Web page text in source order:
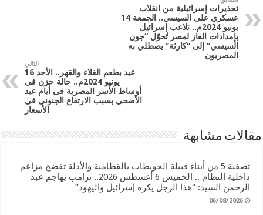
تحذيرات إسرائيلية من انقلاب
عسكري على السيسي.. الجمعة 14
يونيو 2024م.. تلاعب إسرائيل
بإمدادات الغاز لمصر تُحوّل “جون
السيسي” إلى “كارثة” يصطلي به
المصريون
التالي
عيد بطعم الغلاء والقهر.. الأحد 16
يونيو 2024م.. حالة حزن فى
أوساط الأسر المصرية فى أيام عيد
الأضحى بسبب الارتفاع الجنونى فى
الأسعار
مقالات مشابهة
تصفية 5 من أبناء قبيلة الحويطات بالقطامية والأدلة تفضح مزاعم
داخلية النظام .. الخميس 6 أغسطس 2026.. ترامب يهاجم عبد
الرحمن السيد: “هذا الرجل يكره إسرائيل واليهود”
06/08/2026